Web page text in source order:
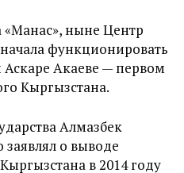
«Манас», ныне Центр
функционировать
Аскаре Акаеве — первом
Кыргызстана.
Алмазбек
о выводе
в 2014 году